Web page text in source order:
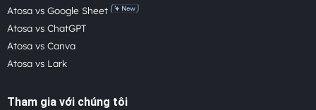
Atosa vs Google Sheet
Atosa vs ChatGPT
Atosa vs Canva
Atosa vs Lark
Tham gia với chúng tôi